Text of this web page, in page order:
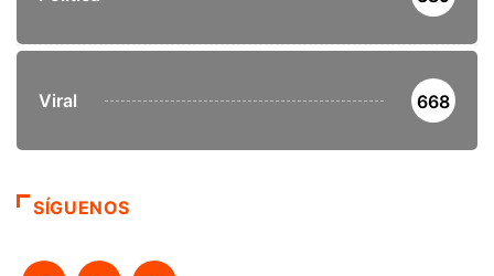
Viral 668
SÍGUENOS